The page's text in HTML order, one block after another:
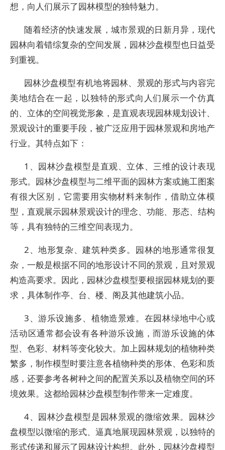
想，向人们展示了园林模型的独特魅力。
随着经济的快速发展，城市景观的日新月异，现代
园林向着错综复杂的空间发展，园林沙盘模型也日益受
到重视。
园林沙盘模型有机地将园林、景观的形式与内容完
美地结合在一起，以独特的形式向人们展示一个仿真
的、立体的空间视觉形象，是直观表现园林规划设计、
景观设计的重要手段，被广泛应用于园林景观和房地产
行业。其特点如下：
1、园林沙盘模型是直观、立体、三维的设计表现
形式。园林沙盘模型与二维平面的园林方案或施工图案
有很大区别，它需要用实物材料来制作，借助立体模
型，直观展示园林景观设计的理念、功能、形态、结构
等，具有独特的三维空间表现力。
2、地形复杂、建筑种类多。园林的地形通常很复
杂，一般是根据不同的地形设计不同的景观，且对景观
构造高要求。因此，园林沙盘模型要根据园林规划的要
求，具体制作亭、台、楼、阁及其他建筑小品。
3、游乐设施多、植物造景难。在园林绿地中心或
活动区通常都会设有各种游乐设施，而游乐设施的体
型、色彩、材料等变化较大。加上园林规划的植物种类
繁多，制作模型时要注意各植物种类的形体、色彩和质
感，还要参考各树种之间的配置关系以及植物空间的环
境效果。这都给园林沙盘模型制作带来一定难度。
4、园林沙盘模型是园林景观的微缩效果。园林沙
盘模型以微缩的形式、逼真地展现园林景观，以独特的
形式传递和展示了园林设计构想。此外，园林沙盘模型